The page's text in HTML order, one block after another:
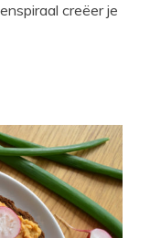
creëer je